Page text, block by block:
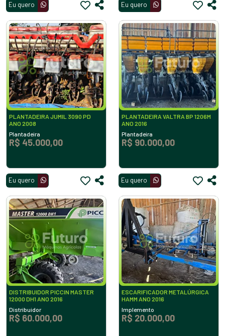
Eu quero Eu quero
PLANTADEIRA JUMIL 3090 PD
ANO 2008
Plantadeira
R$ 45.000,00
Eu quero
PLANTADEIRA VALTRA BP 1206M
ANO 2016
Plantadeira
R$ 90.000,00
Eu quero
DISTRIBUIDOR PICCIN MASTER
12000 DH1 ANO 2016
Distribuidor
R$ 60.000,00
ESCARIFICADOR METALÚRGICA
HAMM ANO 2016
Implemento
R$ 20.000,00